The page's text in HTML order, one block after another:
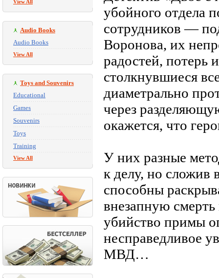
View All
Audio Books
Audio Books
View All
Toys and Souvenirs
Educational
Games
Souvenirs
Toys
Training
View All
убойного отдела
сотрудников —
Воронова, их
радостей, потерь
столкнувшиеся
диаметрально
через
окажется, что
У них разные
к делу, но сложив
способны
внезапную
убийство примы
несправедливое
МВД…